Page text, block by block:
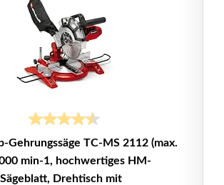
Gehrungssäge TC-MS 2112 (max.
min-1, hochwertiges HM-
Drehtisch mit